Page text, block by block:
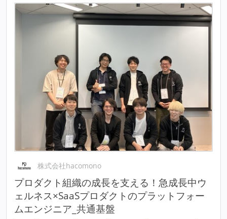
株式会社hacomono
プロダクト組織の成長を支える！急成長中ウ
ェルネス×SaaSプロダクトのプラットフォー
ムエンジニア_共通基盤